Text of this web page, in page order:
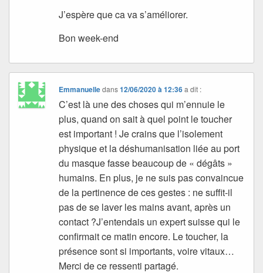
J’espère que ca va s’améliorer.
Bon week-end
Emmanuelledans12/06/2020 à 12:36 a dit :
C’est là une des choses qui m’ennuie le
plus, quand on sait à quel point le toucher
est important ! Je crains que l’isolement
physique et la déshumanisation liée au port
du masque fasse beaucoup de « dégâts »
humains. En plus, je ne suis pas convaincue
de la pertinence de ces gestes : ne suffit-il
pas de se laver les mains avant, après un
contact ?J’entendais un expert suisse qui le
confirmait ce matin encore. Le toucher, la
présence sont si importants, voire vitaux…
Merci de ce ressenti partagé.